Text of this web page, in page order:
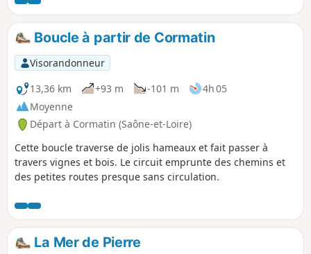
Boucle à partir de Cormatin
Visorandonneur
13,36 km
+93 m -101 m
4h 05
Moyenne
Départ à Cormatin (Saône-et-Loire)
Cette boucle traverse de jolis hameaux et fait passer à
travers vignes et bois. Le circuit emprunte des chemins et
des petites routes presque sans circulation.
La Mer de Pierre